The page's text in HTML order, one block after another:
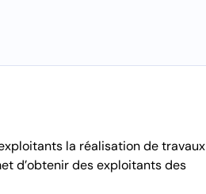
la réalisation de travaux
d’obtenir des exploitants des